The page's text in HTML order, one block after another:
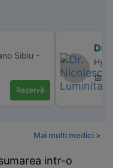
Sibiu -
Rezervă
Dr.
📅
Mai multi medici >
intr-o